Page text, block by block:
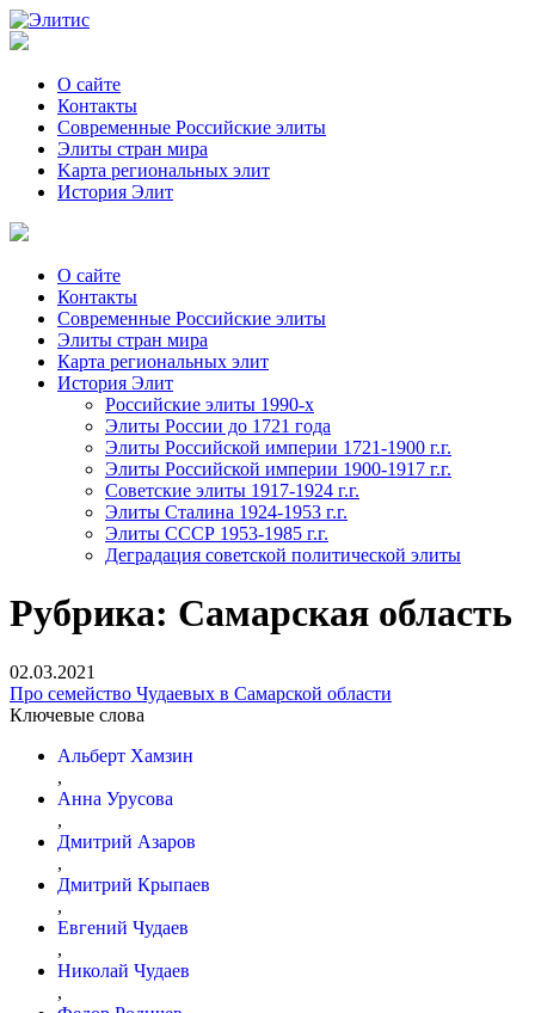
О сайте
Контакты
Современные Российские элиты
Элиты стран мира
Kартa региональных элит
История Элит
О сайте
Контакты
Современные Российские элиты
Элиты стран мира
Картa региональных элит
История Элит
Российские элиты 1990-х
Элиты России до 1721 года
Элиты Российской империи 1721-1900 г.г.
Элиты Российской империи 1900-1917 г.г.
Советские элиты 1917-1924 г.г.
Элиты Сталина 1924-1953 г.г.
Элиты СССР 1953-1985 г.г.
Деградация советской политической элиты
Рубрика: Самарская область
02.03.2021
Про семейство Чудаевых в Самарской области
Ключевые слова
Альберт Хамзин
,
Анна Урусова
,
Дмитрий Азаров
,
Дмитрий Крыпаев
,
Евгений Чудаев
,
Николай Чудаев
,